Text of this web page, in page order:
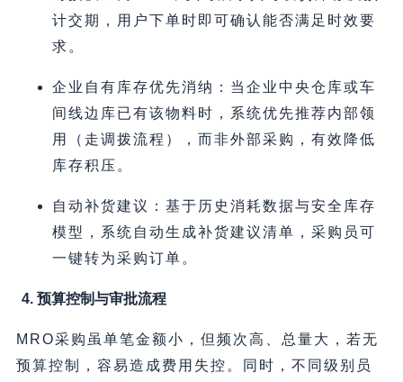
计交期，用户下单时即可确认能否满足时效要
求。
企业自有库存优先消纳：当企业中央仓库或车
间线边库已有该物料时，系统优先推荐内部领
用（走调拨流程），而非外部采购，有效降低
库存积压。
自动补货建议：基于历史消耗数据与安全库存
模型，系统自动生成补货建议清单，采购员可
一键转为采购订单。
4. 预算控制与审批流程
MRO采购虽单笔金额小，但频次高、总量大，若无
预算控制，容易造成费用失控。同时，不同级别员